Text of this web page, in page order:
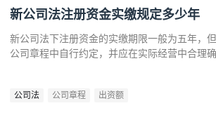
新公司法注册资金实缴规定多少年
新公司法下注册资金的实缴期限一般为五年，
公司章程中自行约定，并应在实际经营中合理确
公司法 公司章程 出资额